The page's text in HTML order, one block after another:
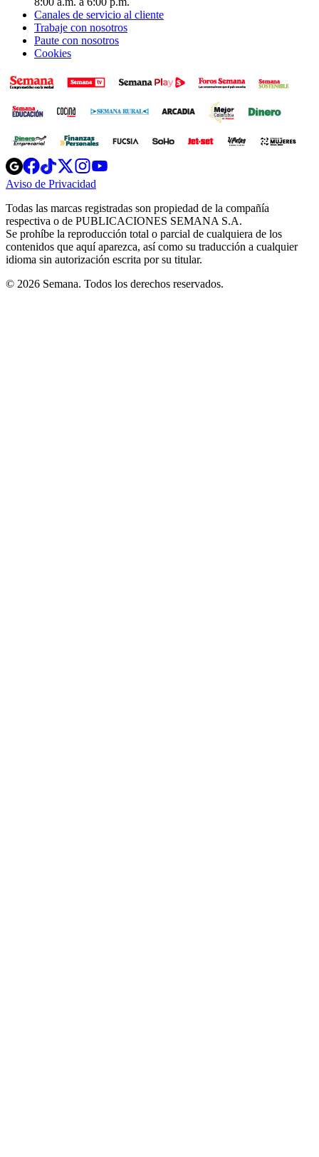
Canales de servicio al cliente
Trabaje con nosotros
Paute con nosotros
Cookies
Opens
in
new
Opens
in
new
Opens
in
new
window
Opens
new
windowwindow
Aviso de Privacidad
new
window
Todas las marcas registradas son propiedad de la compañía
respectiva o de PUBLICACIONES SEMANA S.A.
Se prohíbe la reproducción total o parcial de cualquiera de los
contenidos que aquí aparezca, así como su traducción a cualquier
idioma sin autorización escrita por su titular.
© 2026 Semana. Todos los derechos reservados.